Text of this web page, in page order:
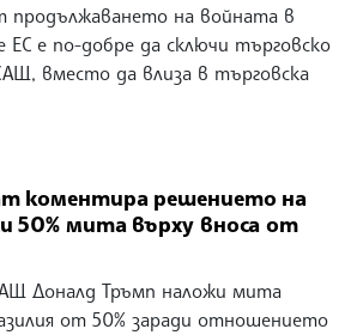
продължаването на войната в
ЕС е по-добре да сключи търговско
вместо да влиза в търговска
коментира решението на
50% мита върху вноса от
Доналд Тръмп наложи мита
от 50% заради отношението